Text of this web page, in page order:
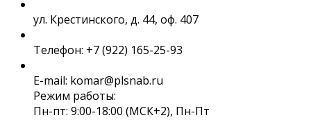
ул. Крестинского, д. 44, оф. 407
Телефон: +7 (922) 165-25-93
E-mail: komar@plsnab.ru
Режим работы:
Пн-пт: 9:00-18:00 (МСК+2), Пн-Пт